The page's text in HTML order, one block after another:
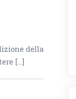
della
[…]